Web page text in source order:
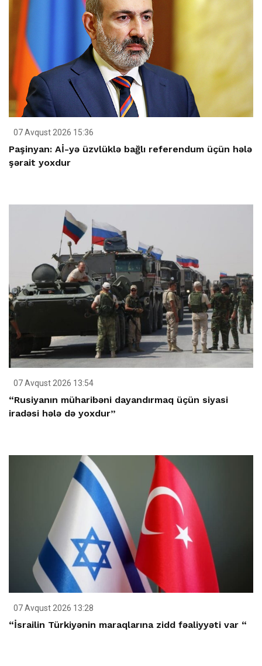
07 Avqust 2026 15:36
Paşinyan: Aİ-yə üzvlüklə bağlı referendum üçün hələ
şərait yoxdur
07 Avqust 2026 13:54
“Rusiyanın müharibəni dayandırmaq üçün siyasi
iradəsi hələ də yoxdur”
07 Avqust 2026 13:28
“İsrailin Türkiyənin maraqlarına zidd fəaliyyəti var “